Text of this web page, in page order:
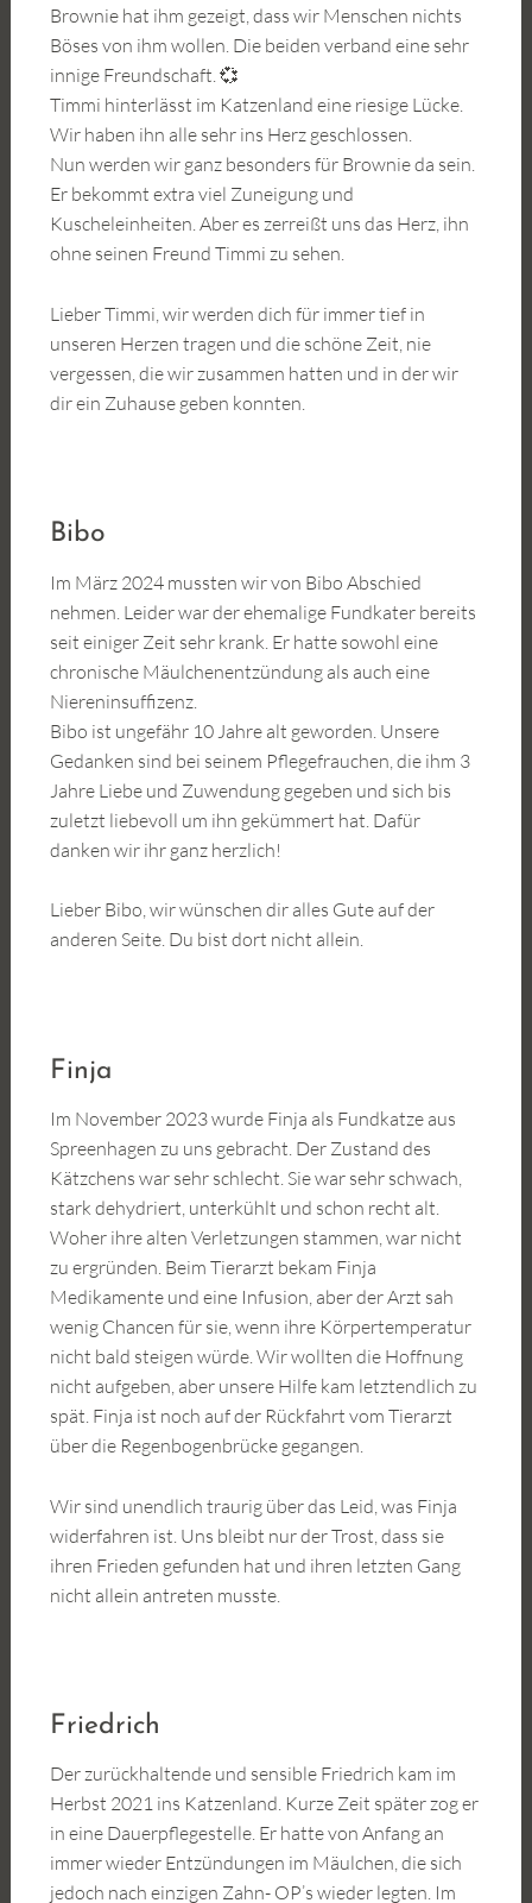
Brownie hat ihm gezeigt, dass wir Menschen nichts
Böses von ihm wollen. Die beiden verband eine sehr
innige Freundschaft. 💞
Timmi hinterlässt im Katzenland eine riesige Lücke.
Wir haben ihn alle sehr ins Herz geschlossen.
Nun werden wir ganz besonders für Brownie da sein.
Er bekommt extra viel Zuneigung und
Kuscheleinheiten. Aber es zerreißt uns das Herz, ihn
ohne seinen Freund Timmi zu sehen.
Lieber Timmi, wir werden dich für immer tief in
unseren Herzen tragen und die schöne Zeit, nie
vergessen, die wir zusammen hatten und in der wir
dir ein Zuhause geben konnten.
Bibo
Im März 2024 mussten wir von Bibo Abschied
nehmen. Leider war der ehemalige Fundkater bereits
seit einiger Zeit sehr krank. Er hatte sowohl eine
chronische Mäulchenentzündung als auch eine
Niereninsuffizenz.
Bibo ist ungefähr 10 Jahre alt geworden. Unsere
Gedanken sind bei seinem Pflegefrauchen, die ihm 3
Jahre Liebe und Zuwendung gegeben und sich bis
zuletzt liebevoll um ihn gekümmert hat. Dafür
danken wir ihr ganz herzlich!
Lieber Bibo, wir wünschen dir alles Gute auf der
anderen Seite. Du bist dort nicht allein.
Finja
Im November 2023 wurde Finja als Fundkatze aus
Spreenhagen zu uns gebracht. Der Zustand des
Kätzchens war sehr schlecht. Sie war sehr schwach,
stark dehydriert, unterkühlt und schon recht alt.
Woher ihre alten Verletzungen stammen, war nicht
zu ergründen. Beim Tierarzt bekam Finja
Medikamente und eine Infusion, aber der Arzt sah
wenig Chancen für sie, wenn ihre Körpertemperatur
nicht bald steigen würde. Wir wollten die Hoffnung
nicht aufgeben, aber unsere Hilfe kam letztendlich zu
spät. Finja ist noch auf der Rückfahrt vom Tierarzt
über die Regenbogenbrücke gegangen.
Wir sind unendlich traurig über das Leid, was Finja
widerfahren ist. Uns bleibt nur der Trost, dass sie
ihren Frieden gefunden hat und ihren letzten Gang
nicht allein antreten musste.
Friedrich
Der zurückhaltende und sensible Friedrich kam im
Herbst 2021 ins Katzenland. Kurze Zeit später zog er
in eine Dauerpflegestelle. Er hatte von Anfang an
immer wieder Entzündungen im Mäulchen, die sich
jedoch nach einzigen Zahn- OP’s wieder legten. Im